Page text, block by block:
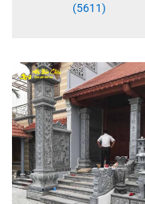
(5611)